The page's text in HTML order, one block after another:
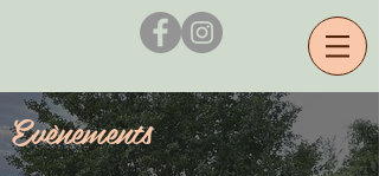
Evènements